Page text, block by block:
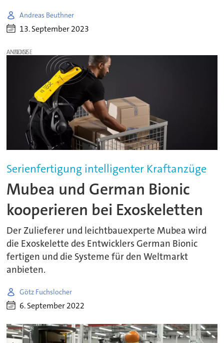
Andreas Beuthner
13. September 2023
ANZEIGE
Serienfertigung intelligenter Kraftanzüge
Mubea und German Bionic
kooperieren bei Exoskeletten
Der Zulieferer und leichtbauexperte Mubea wird
die Exoskelette des Entwicklers German Bionic
fertigen und die Systeme für den Weltmarkt
anbieten.
Götz Fuchslocher
6. September 2022